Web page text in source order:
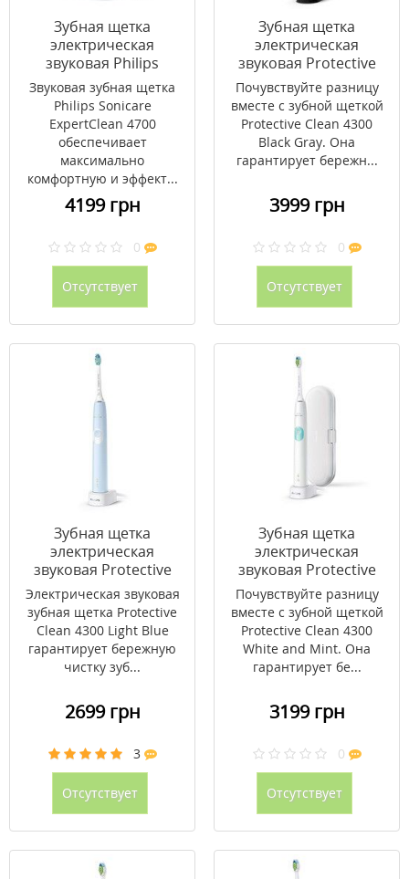
Зубная щетка
электрическая
звуковая Philips
Sonicare ExpertClean
4700
Звуковая зубная щетка
Philips Sonicare
ExpertClean 4700
обеспечивает
максимально
комфортную и эффект...
4199 грн
0
Отсутствует
Зубная щетка
электрическая
звуковая Protective
Clean 4300 Black Gray
HX6800/44
Почувствуйте разницу
вместе с зубной щеткой
Protective Clean 4300
Black Gray. Она
гарантирует бережн...
3999 грн
0
Отсутствует
Зубная щетка
электрическая
звуковая Protective
Clean 4300 Light Blue
HX6803/04
Электрическая звуковая
зубная щетка Protective
Clean 4300 Light Blue
гарантирует бережную
чистку зуб...
2699 грн
3
Отсутствует
Зубная щетка
электрическая
звуковая Protective
Clean 4300 White and
Mint HX6807/28
Почувствуйте разницу
вместе с зубной щеткой
Protective Clean 4300
White and Mint. Она
гарантирует бе...
3199 грн
0
Отсутствует